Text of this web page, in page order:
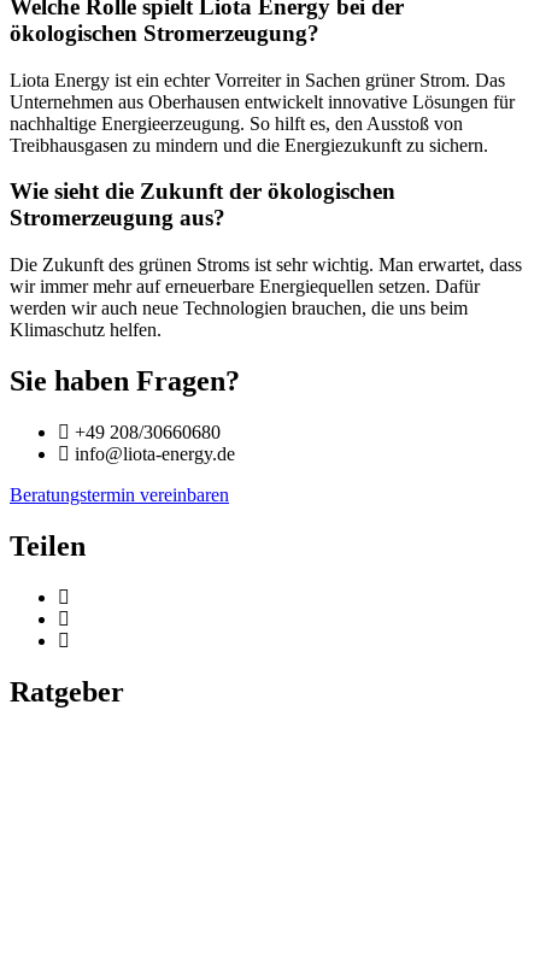
Welche Rolle spielt Liota Energy bei der
ökologischen Stromerzeugung?
Liota Energy ist ein echter Vorreiter in Sachen grüner Strom. Das
Unternehmen aus Oberhausen entwickelt innovative Lösungen für
nachhaltige Energieerzeugung. So hilft es, den Ausstoß von
Treibhausgasen zu mindern und die Energiezukunft zu sichern.
Wie sieht die Zukunft der ökologischen
Stromerzeugung aus?
Die Zukunft des grünen Stroms ist sehr wichtig. Man erwartet, dass
wir immer mehr auf erneuerbare Energiequellen setzen. Dafür
werden wir auch neue Technologien brauchen, die uns beim
Klimaschutz helfen.
Sie haben Fragen?
+49 208/30660680
info@liota-energy.de
Beratungstermin vereinbaren
Teilen
Ratgeber